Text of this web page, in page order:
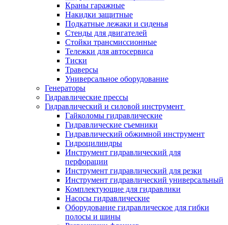
Краны гаражные
Накидки защитные
Подкатные лежаки и сиденья
Стенды для двигателей
Стойки трансмиссионные
Тележки для автосервиса
Тиски
Траверсы
Универсальное оборудование
Генераторы
Гидравлические прессы
Гидравлический и силовой инструмент
Гайколомы гидравлические
Гидравлические съемники
Гидравлический обжимной инструмент
Гидроцилиндры
Инструмент гидравлический для
перфорации
Инструмент гидравлический для резки
Инструмент гидравлический универсальный
Комплектующие для гидравлики
Насосы гидравлические
Оборудование гидравлическое для гибки
полосы и шины